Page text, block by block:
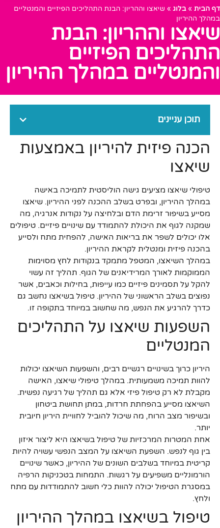
דף הבית » בלוג » שיאצו וההריון: הבנת התהליכים הפיזיים והמנטליים
במהלך ההיריון
שיאצו וההריון: הבנת
התהליכים הפיזיים
והמנטליים במהלך ההיריון
תוכן עניינים
הכנה פיזית להיריון באמצעות
שיאצו
טיפולי שיאצו מציעים גישה הוליסטית לתמיכה באישה
במהלך ההיריון, ובפרט בשלב ההכנה לפני ההיריון. שיאצו
מסייע בשיפור זרימת הדם ובלחיצה על נקודות אנרגיה, מה
שמקנה לגוף את היכולת להתמודד עם שינויים פיזיים. טיפולים
אלו יכולים לשפר את בריאות האישה, להפחית מתח ולסייע
בהכנה פיזית ומנטלית לקראת ההיריון.
במהלך השיאצו, המטפל מתמקד בנקודות לחץ מסוימות
הממוקמות לאורך המרידיאנים של הגוף. תהליך זה עשוי
להקל על תסמינים פיזיים כמו עייפות, בחילות וכאבים, אשר
נפוצים בשלב הראשוני של ההיריון. טיפול בשיאצו נחשב גם
כדרך להרגיע את הנפש, מה שחשוב במיוחד בתקופה זו.
השפעות שיאצו על התהליכים
המנטליים
היריון כרוך בשינויים רגשיים רבים, והשפעות השיאצו יכולות
להוות תמיכה משמעותית. במהלך טיפולי שיאצו, האישה
מקבלת לא רק טיפול פיזי אלא גם תהליך של רגיעה נפשית.
השיאצו מסייע בהפחתת חרדות, במתן תחושת ביטחון
ובשיפור מצב הרוח, מה שיכול להוביל לחוויית היריון חיובית
יותר.
אחת המטרות המרכזיות של טיפול בשיאצו היא ליצור איזון
בין גוף לנפש. השפעת השיאצו על המצב הנפשי עשויה להיות
קריטית במיוחד בשלבים השונים של ההיריון, כאשר שינויים
הורמונליים משפיעים על רגשות. התמחות בטכניקות הרפיה
במסגרת הטיפול יכולה להוות כלי חשוב להתמודדות עם מתח
ולחץ.
טיפול בשיאצו במהלך ההיריון